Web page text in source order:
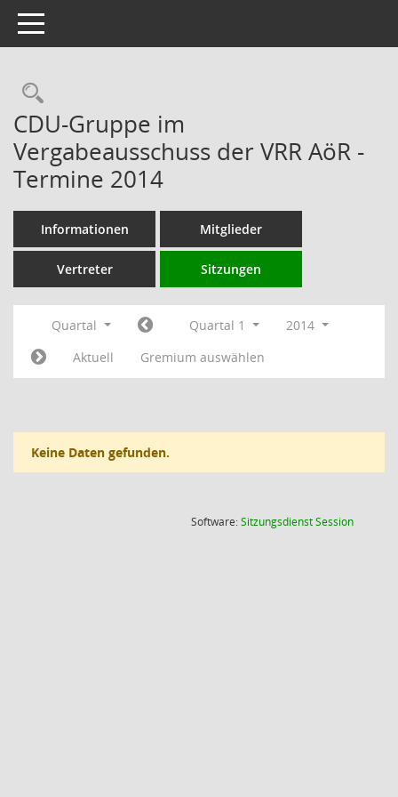
Toggle navigation
Rechercheauswahl
CDU-Gruppe im
Vergabeausschuss der VRR AöR -
Termine 2014
Informationen Mitglieder
Vertreter Sitzungen
Quartal Quartal 1
2014
Aktuell
Gremium auswählen
Keine Daten gefunden.
Software:SitzungsdienstSession(Wird in